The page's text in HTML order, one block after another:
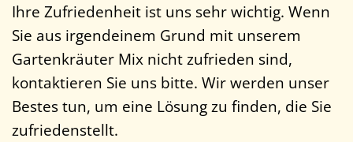
Ihre Zufriedenheit ist uns sehr wichtig. Wenn
Sie aus irgendeinem Grund mit unserem
Gartenkräuter Mix nicht zufrieden sind,
kontaktieren Sie uns bitte. Wir werden unser
Bestes tun, um eine Lösung zu finden, die Sie
zufriedenstellt.